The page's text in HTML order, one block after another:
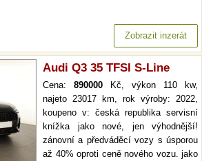
Zobrazit inzerát
Audi Q3 35 TFSI S-Line
Cena: 890000 Kč, výkon 110 kw,
najeto 23017 km, rok výroby: 2022,
koupeno v: česká republika servisní
knížka jako nové, jen výhodnější!
zánovní a předváděcí vozy s úsporou
až 40% oproti ceně nového vozu. jako